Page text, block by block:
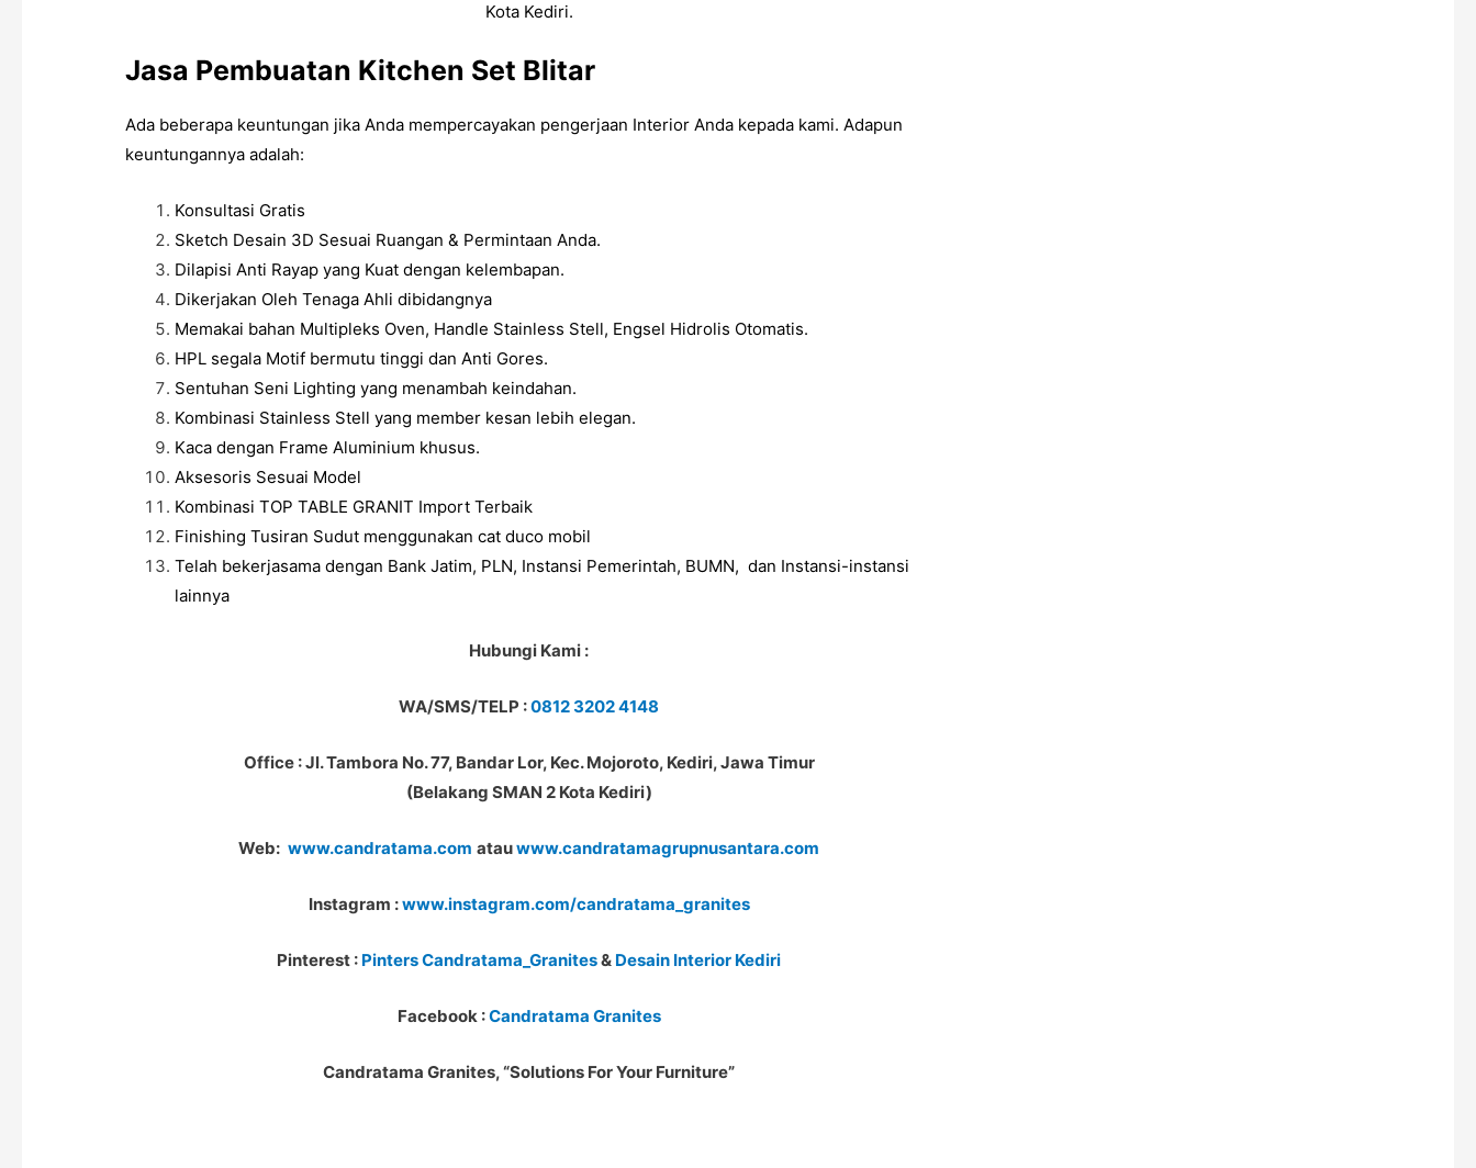
Kota Kediri.
Jasa Pembuatan Kitchen Set Blitar
Ada beberapa keuntungan jika Anda mempercayakan pengerjaan Interior Anda kepada kami. Adapun
keuntungannya adalah:
Konsultasi Gratis
Sketch Desain 3D Sesuai Ruangan & Permintaan Anda.
Dilapisi Anti Rayap yang Kuat dengan kelembapan.
Dikerjakan Oleh Tenaga Ahli dibidangnya
Memakai bahan Multipleks Oven, Handle Stainless Stell, Engsel Hidrolis Otomatis.
HPL segala Motif bermutu tinggi dan Anti Gores.
Sentuhan Seni Lighting yang menambah keindahan.
Kombinasi Stainless Stell yang member kesan lebih elegan.
Kaca dengan Frame Aluminium khusus.
Aksesoris Sesuai Model
Kombinasi TOP TABLE GRANIT Import Terbaik
Finishing Tusiran Sudut menggunakan cat duco mobil
Telah bekerjasama dengan Bank Jatim, PLN, Instansi Pemerintah, BUMN, dan Instansi-instansi
lainnya
Hubungi Kami :
WA/SMS/TELP :0812 3202 4148
Office : Jl. Tambora No. 77, Bandar Lor, Kec. Mojoroto, Kediri, Jawa Timur
(Belakang SMAN 2 Kota Kediri)
Web: www.candratama.com atauwww.candratamagrupnusantara.com
Instagram :www.instagram.com/candratama_granites
Pinterest : Pinters Candratama_Granites& Desain Interior Kediri
Facebook :Candratama Granites
Candratama Granites, “Solutions For Your Furniture”